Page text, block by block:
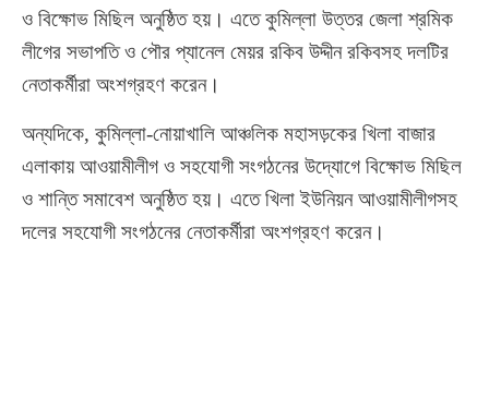
ও বিক্ষোভ মিছিল অনুষ্ঠিত হয়। এতে কুমিল্লা উত্তর জেলা শ্রমিক
লীগের সভাপতি ও পৌর প্যানেল মেয়র রকিব উদ্দীন রকিবসহ দলটির
নেতাকর্মীরা অংশগ্রহণ করেন।
অন্যদিকে, কুমিল্লা-নোয়াখালি আঞ্চলিক মহাসড়কের খিলা বাজার
এলাকায় আওয়ামীলীগ ও সহযোগী সংগঠনের উদ্যোগে বিক্ষোভ মিছিল
ও শান্তি সমাবেশ অনুষ্ঠিত হয়। এতে খিলা ইউনিয়ন আওয়ামীলীগসহ
দলের সহযোগী সংগঠনের নেতাকর্মীরা অংশগ্রহণ করেন।